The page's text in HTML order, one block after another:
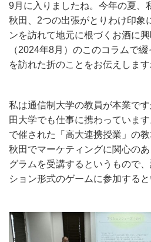
9月に入りましたね。今年の夏、
秋田、2つの出張がとりわけ印象
ンを訪れて地元に根づくお酒に
（2024年8月）のこのコラムで
を訪れた折のことをお伝えします
私は通信制大学の教員が本業で
田大学でも仕事に携わっていま
で催された「高大連携授業」の
秋田でマーケティングに関心の
グラムを受講するというもので
ション形式のゲームに参加すると